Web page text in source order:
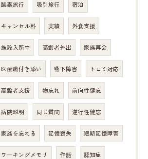
酸素旅行 吸引旅行 宿泊
キャンセル料 実績 外食支援
施設入所中 高齢者外出 家族再会
医療職付き添い 嚥下障害 トロミ対応
高齢者支援 物忘れ 前向性健忘
病院説明 同じ質問 逆行性健忘
家族を忘れる 記憶喪失 短期記憶障害
ワーキングメモリ 作話 認知症